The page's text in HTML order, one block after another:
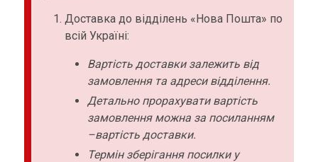
Доставка до відділень «Нова Пошта» по
всій Україні:
Вартість доставки залежить від
замовлення та адреси відділення.
Детально прорахувати вартість
замовлення можна за посиланням
–вартість доставки.
Термін зберігання посилки у